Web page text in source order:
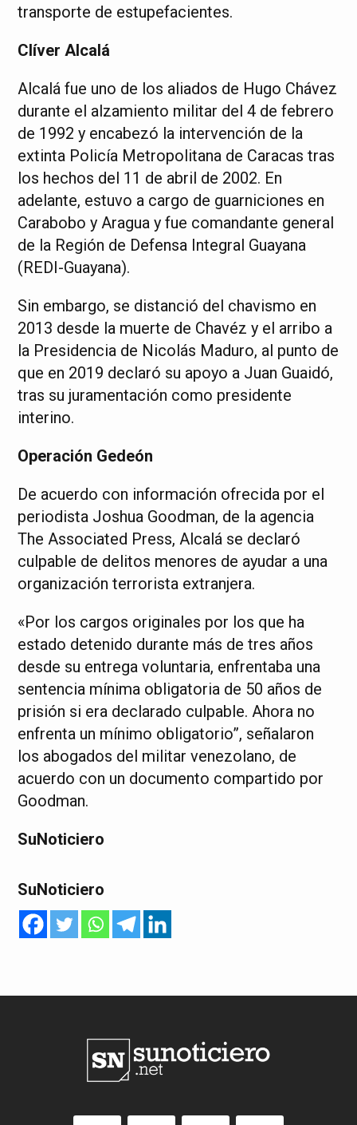
transporte de estupefacientes.
Clíver Alcalá
Alcalá fue uno de los aliados de Hugo Chávez
durante el alzamiento militar del 4 de febrero
de 1992 y encabezó la intervención de la
extinta Policía Metropolitana de Caracas tras
los hechos del 11 de abril de 2002. En
adelante, estuvo a cargo de guarniciones en
Carabobo y Aragua y fue comandante general
de la Región de Defensa Integral Guayana
(REDI-Guayana).
Sin embargo, se distanció del chavismo en
2013 desde la muerte de Chavéz y el arribo a
la Presidencia de Nicolás Maduro, al punto de
que en 2019 declaró su apoyo a Juan Guaidó,
tras su juramentación como presidente
interino.
Operación Gedeón
De acuerdo con información ofrecida por el
periodista Joshua Goodman, de la agencia
The Associated Press, Alcalá se declaró
culpable de delitos menores de ayudar a una
organización terrorista extranjera.
«Por los cargos originales por los que ha
estado detenido durante más de tres años
desde su entrega voluntaria, enfrentaba una
sentencia mínima obligatoria de 50 años de
prisión si era declarado culpable. Ahora no
enfrenta un mínimo obligatorio”, señalaron
los abogados del militar venezolano, de
acuerdo con un documento compartido por
Goodman.
SuNoticiero
SuNoticiero